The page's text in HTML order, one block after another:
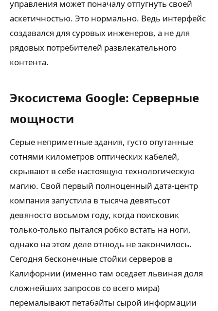
управления может поначалу отпугнуть своей
аскетичностью. Это нормально. Ведь интерфейс
создавался для суровых инженеров, а не для
рядовых потребителей развлекательного
контента.
Экосистема Google: Серверные
мощности
Серые неприметные здания, густо опутанные
сотнями километров оптических кабелей,
скрывают в себе настоящую технологическую
магию. Свой первый полноценный дата-центр
компания запустила в тысяча девятьсот
девяносто восьмом году, когда поисковик
только-только пытался робко встать на ноги,
однако на этом деле отнюдь не закончилось.
Сегодня бесконечные стойки серверов в
Калифорнии (именно там оседает львиная доля
сложнейших запросов со всего мира)
перемалывают петабайты сырой информации